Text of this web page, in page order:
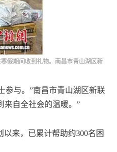
假期间收到礼物。南昌市青山湖区新
与。”南昌市青山湖区新联
来自全社会的温暖。”
来，已累计帮助约300名困